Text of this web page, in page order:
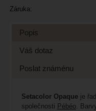
Záruka:
Popis
Váš dotaz
Poslat známénu
Setacolor Opaqueje
společnosti Pébéo.